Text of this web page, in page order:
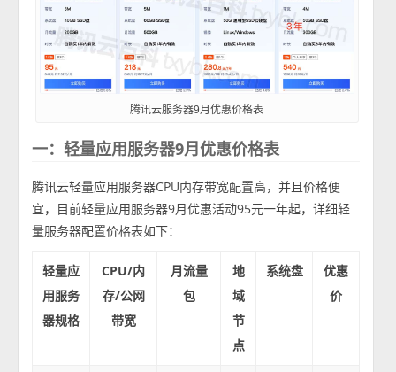
腾讯云服务器9月优惠价格表
一：轻量应用服务器9月优惠价格表
腾讯云轻量应用服务器CPU内存带宽配置高，并且价格便
宜，目前轻量应用服务器9月优惠活动95元一年起，详细轻
量服务器配置价格表如下：
轻量应
用服务
器规格
CPU/内
存/公网
带宽
月流量
包
地
域
节
点
系统盘
优惠
价